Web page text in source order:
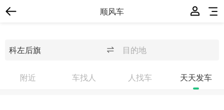
顺风车
附近 车找人 人找车 天天发车